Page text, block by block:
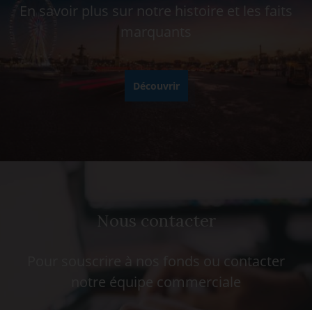
En savoir plus sur notre histoire et les faits
Découvrir
Nous contacter
Pour souscrire à nos fonds ou contacter
notre équipe commerciale